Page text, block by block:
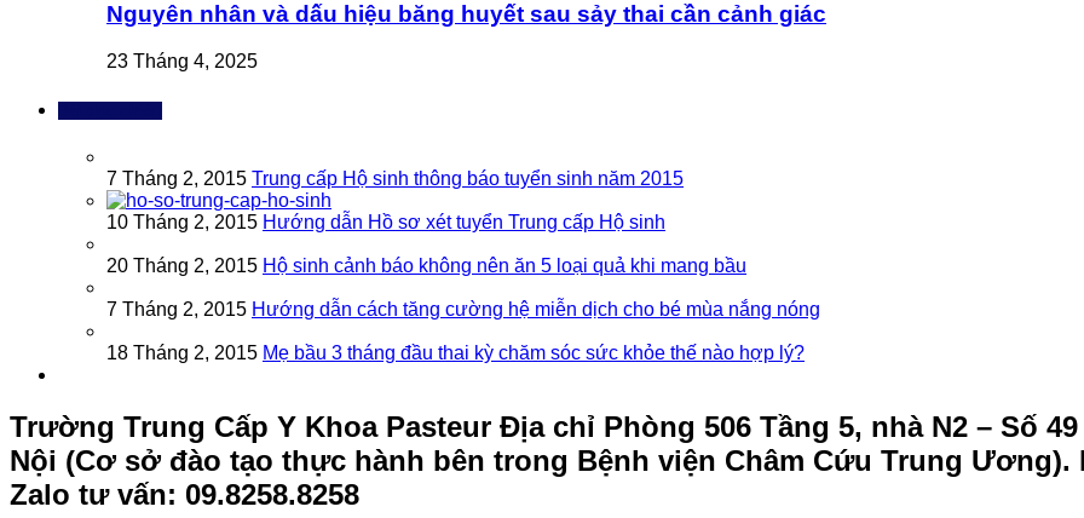
Nguyên nhân và dấu hiệu băng huyết sau sảy thai cần cảnh giác
23 Tháng 4, 2025
7 Tháng 2, 2015 Trung cấp Hộ sinh thông báo tuyển sinh năm 2015
10 Tháng 2, 2015 Hướng dẫn Hồ sơ xét tuyển Trung cấp Hộ sinh
20 Tháng 2, 2015 Hộ sinh cảnh báo không nên ăn 5 loại quả khi mang bầu
7 Tháng 2, 2015 Hướng dẫn cách tăng cường hệ miễn dịch cho bé mùa nắng nóng
18 Tháng 2, 2015 Mẹ bầu 3 tháng đầu thai kỳ chăm sóc sức khỏe thế nào hợp lý?
Trường Trung Cấp Y Khoa Pasteur Địa chỉ Phòng 506 Tầng 5, nhà N2 – Số
Nội (Cơ sở đào tạo thực hành bên trong Bệnh viện Châm Cứu Trung Ương).
Zalo tư vấn: 09.8258.8258